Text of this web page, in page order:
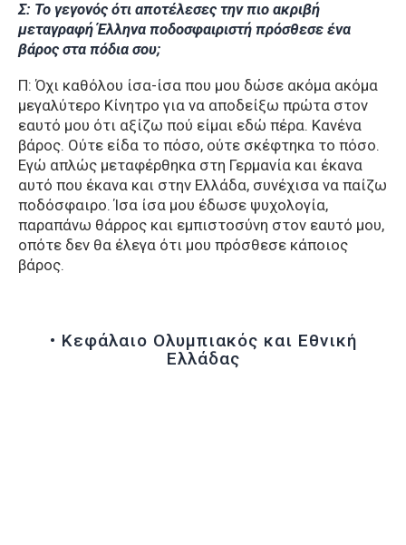
Σ: Το γεγονός ότι αποτέλεσες την πιο ακριβή
μεταγραφή Έλληνα ποδοσφαιριστή πρόσθεσε ένα
βάρος στα πόδια σου;
Π: Όχι καθόλου ίσα-ίσα που μου δώσε ακόμα ακόμα
μεγαλύτερο Κίνητρο για να αποδείξω πρώτα στον
εαυτό μου ότι αξίζω πού είμαι εδώ πέρα. Κανένα
βάρος. Ούτε είδα το πόσο, ούτε σκέφτηκα το πόσο.
Εγώ απλώς μεταφέρθηκα στη Γερμανία και έκανα
αυτό που έκανα και στην Ελλάδα, συνέχισα να παίζω
ποδόσφαιρο. Ίσα ίσα μου έδωσε ψυχολογία,
παραπάνω θάρρος και εμπιστοσύνη στον εαυτό μου,
οπότε δεν θα έλεγα ότι μου πρόσθεσε κάποιος
βάρος.
• Κεφάλαιο Ολυμπιακός και Εθνική
Ελλάδας